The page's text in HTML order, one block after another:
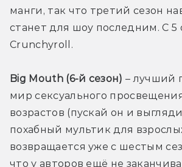
манги, так что третий сезон
станет для шоу последним. С 5
Crunchyroll.
Big Mouth (6-й сезон) – лучший
мир сексуального
возрастов (пускай он и
похабный мультик для
возвращается уже с шестым
что у авторов ещё не